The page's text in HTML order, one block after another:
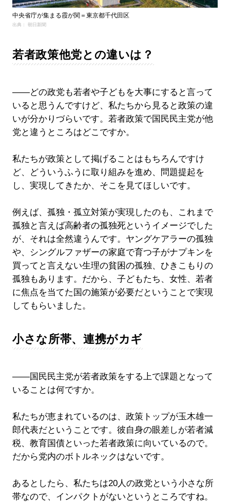
中央省庁が集まる霞が関＝東京都千代田区
出典： 朝日新聞
若者政策他党との違いは？
――どの政党も若者や子どもを大事にすると言って
いると思うんですけど、私たちから見ると政策の違
いが分かりづらいです。若者政策で国民民主党が他
党と違うところはどこですか。
私たちが政策として掲げることはもちろんですけ
ど、どういうふうに取り組みを進め、問題提起を
し、実現してきたか、そこを見てほしいです。
例えば、孤独・孤立対策が実現したのも、これまで
孤独と言えば高齢者の孤独死というイメージでした
が、それは全然違うんです。ヤングケアラーの孤独
や、シングルファザーの家庭で育つ子がナプキンを
買ってと言えない生理の貧困の孤独、ひきこもりの
孤独もあります。だから、子どもたち、女性、若者
に焦点を当てた国の施策が必要だということで実現
してもらいました。
小さな所帯、連携がカギ
――国民民主党が若者政策をする上で課題となって
いることは何ですか。
私たちが恵まれているのは、政策トップが玉木雄一
郎代表だということです。彼自身の眼差しが若者減
税、教育国債といった若者政策に向いているので。
だから党内のボトルネックはないです。
あるとしたら、私たちは20人の政党という小さな所
帯なので、インパクトがないというところですね。